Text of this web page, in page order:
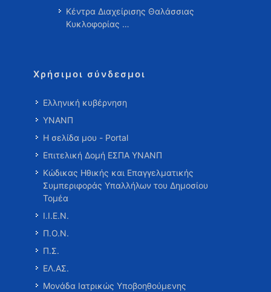
Κέντρα Διαχείρισης Θαλάσσιας
Κυκλοφορίας …
Χρήσιμοι σύνδεσμοι
Ελληνική κυβέρνηση
ΥΝΑΝΠ
Η σελίδα μου - Portal
Επιτελική Δομή ΕΣΠΑ ΥΝΑΝΠ
Κώδικας Ηθικής και Επαγγελματικής
Συμπεριφοράς Υπαλλήλων του Δημοσίου
Τομέα
Ι.Ι.Ε.Ν.
Π.Ο.Ν.
Π.Σ.
ΕΛ.ΑΣ.
Μονάδα Ιατρικώς Υποβοηθούμενης